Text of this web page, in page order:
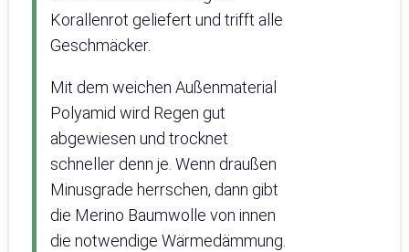
Korallenrot geliefert und trifft alle
Geschmäcker.
Mit dem weichen Außenmaterial
Polyamid wird Regen gut
abgewiesen und trocknet
schneller denn je. Wenn draußen
Minusgrade herrschen, dann gibt
die Merino Baumwolle von innen
die notwendige Wärmedämmung.